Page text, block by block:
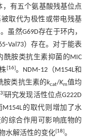
，有五个氨基酸残基位点
取代为极性或带电残基
。虽然G69D存在于环内，
）存在。对于能表
酰胺类抗生素抑菌的MIC
[16]。NDM⁃12（M154L和
胺类抗生素的kcat/Km值均
]研究发现活性位点G222D
的取代则增加了水
综合作用可影响底物的
水解活性的变化[18]。